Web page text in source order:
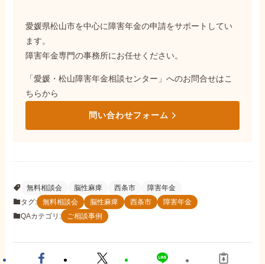
愛媛県松山市を中心に障害年金の申請をサポートしてい
ます。
障害年金専門の事務所にお任せください。
「愛媛・松山障害年金相談センター」へのお問合せはこ
ちらから
問い合わせフォーム
無料相談会 脳性麻痺 西条市
障害年金
タグ:
無料相談会 脳性麻痺 西条市
障害年金
QAカテゴリ:
ご相談事例